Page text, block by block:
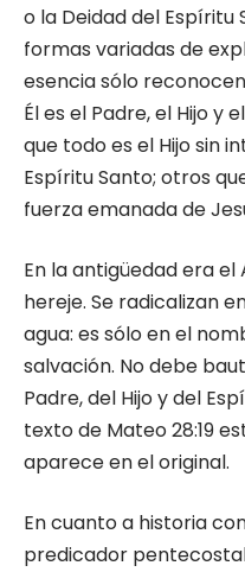
o la Deidad del Espíritu
formas variadas de
esencia sólo
Él es el Padre, el Hijo y
que todo es el Hijo sin
Espíritu Santo; otros
fuerza emanada de
En la antigüedad era el
hereje. Se radicalizan
agua: es sólo en el
salvación. No debe
Padre, del Hijo y del
texto de Mateo 28:19
aparece en el original.
En cuanto a historia
predicador